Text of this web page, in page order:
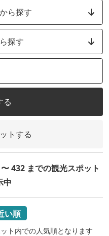
ら探す
探す
る
トする
432 までの観光スポット
中
い順
ト内での人気順となります